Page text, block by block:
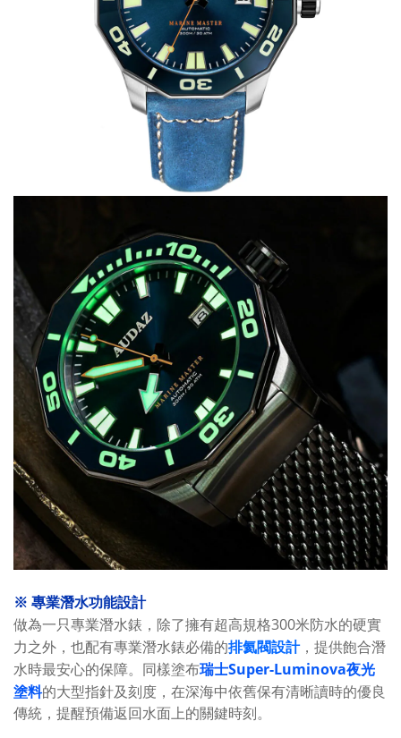
※ 專業潛水功能設計
做為一只專業潛水錶，除了擁有超高規格300米防水的硬實
力之外，也配有專業潛水錶必備的排氦閥設計，提供飽合潛
水時最安心的保障。同樣塗布瑞士Super-Luminova夜光
塗料的大型指針及刻度，在深海中依舊保有清晰讀時的優良
傳統，提醒預備返回水面上的關鍵時刻。